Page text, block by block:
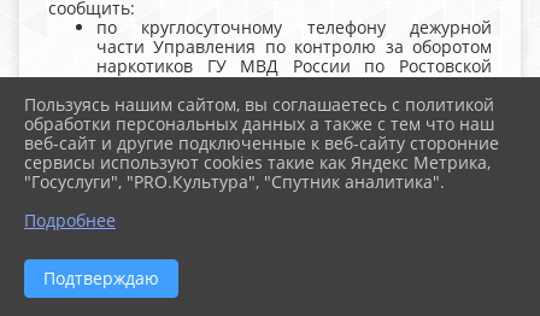
сообщить:
по круглосуточному телефону дежурной
части Управления по контролю за оборотом
наркотиков ГУ МВД России по Ростовской
области –8 (863) 249-34-44
по «телефону доверия» Государственного
бюджетного учреждения Ростовской области
«Наркологический диспансер» (понедельник-
пятница с 09.00 до 17.30) –8(863) 240-60-70
2026 г. school109rostov.ru
Вход
Пользуясь нашим сайтом, вы соглашаетесь с политикой
обработки персональных данных а также с тем что наш
веб-сайт и другие подключенные к веб-сайту сторонние
сервисы используют cookies такие как Яндекс Метрика,
"Госуслуги", "PRO.Культура", "Спутник аналитика".
Подробнее
Подтверждаю